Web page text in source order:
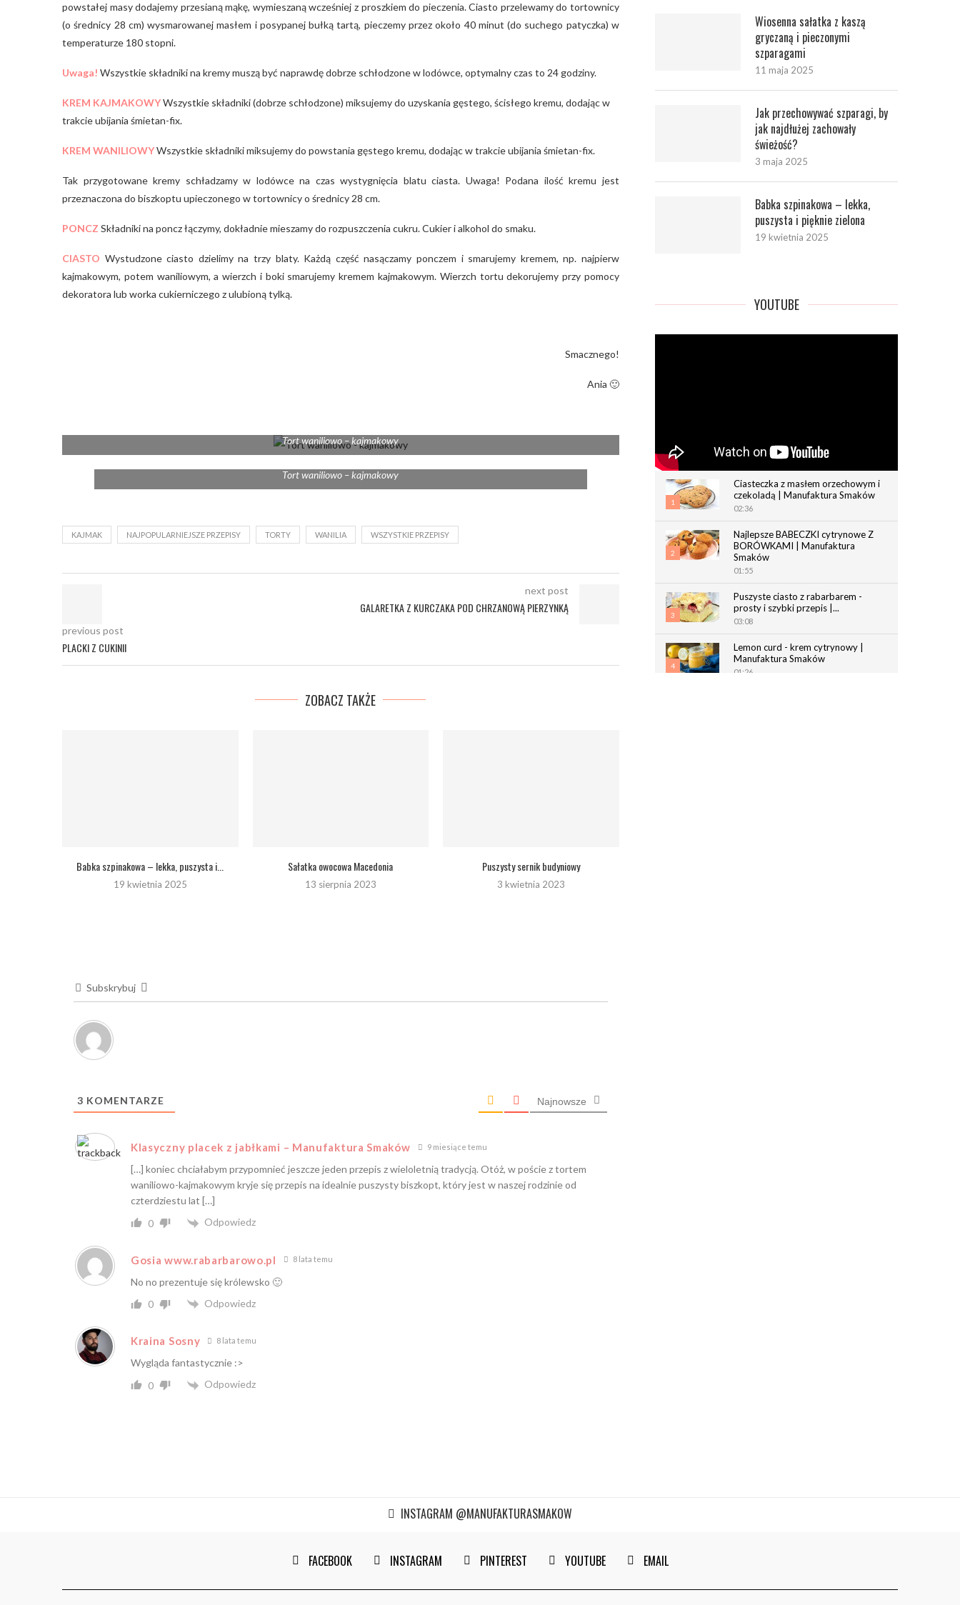
powstałej masy dodajemy przesianą mąkę, wymieszaną wcześniej z proszkiem do pieczenia. Ciasto przelewamy do tortownicy
(o średnicy 28 cm) wysmarowanej masłem i posypanej bułką tartą, pieczemy przez około 40 minut (do suchego patyczka) w
temperaturze 180 stopni.
Uwaga! Wszystkie składniki na kremy muszą być naprawdę dobrze schłodzone w lodówce, optymalny czas to 24 godziny.
KREM KAJMAKOWYWszystkie składniki (dobrze schłodzone) miksujemy do uzyskania gęstego, ścisłego kremu, dodając w
trakcie ubijania śmietan-fix.
KREM WANILIOWYWszystkie składniki miksujemy do powstania gęstego kremu, dodając w trakcie ubijania śmietan-fix.
Tak przygotowane kremy schładzamy w lodówce na czas wystygnięcia blatu ciasta. Uwaga! Podana ilość kremu jest
przeznaczona do biszkoptu upieczonego w tortownicy o średnicy 28 cm.
PONCZ Składniki na poncz łączymy, dokładnie mieszamy do rozpuszczenia cukru. Cukier i alkohol do smaku.
CIASTO Wystudzone ciasto dzielimy na trzy blaty. Każdą część nasączamy ponczem i smarujemy kremem, np. najpierw
kajmakowym, potem waniliowym, a wierzch i boki smarujemy kremem kajmakowym. Wierzch tortu dekorujemy przy pomocy
dekoratora lub worka cukierniczego z ulubioną tylką.
Smacznego!
Ania 🙂
Tort waniliowo – kajmakowy
Tort waniliowo – kajmakowy
KAJMAK NAJPOPULARNIEJSZE PRZEPISY TORTY WANILIA WSZYSTKIE PRZEPISY
previous post
PLACKI Z CUKINII
next post
GALARETKA Z KURCZAKA POD CHRZANOWĄ PIERZYNKĄ
ZOBACZ TAKŻE
Babka szpinakowa – lekka, puszysta i...
19 kwietnia 2025
Sałatka owocowa Macedonia
13 sierpnia 2023
Puszysty sernik budyniowy
3 kwietnia 2023
Subskrybuj
3 KOMENTARZE Najnowsze
Klasyczny placek z jabłkami – Manufaktura Smaków 9 miesiące temu
[…] koniec chciałabym przypomnieć jeszcze jeden przepis z wieloletnią tradycją. Otóż, w poście z tortem
waniliowo-kajmakowym kryje się przepis na idealnie puszysty biszkopt, który jest w naszej rodzinie od
czterdziestu lat […]
0
Odpowiedz
Gosia www.rabarbarowo.pl 8 lata temu
No no prezentuje się królewsko 🙂
0
Odpowiedz
Kraina Sosny 8 lata temu
Wygląda fantastycznie :>
0
Odpowiedz
Wiosenna sałatka z kaszą
gryczaną i pieczonymi
szparagami
11 maja 2025
Jak przechowywać szparagi, by
jak najdłużej zachowały
świeżość?
3 maja 2025
Babka szpinakowa – lekka,
puszysta i pięknie zielona
19 kwietnia 2025
YOUTUBE
1
Ciasteczka z masłem orzechowym i
czekoladą | Manufaktura Smaków
02:36
2
Najlepsze BABECZKI cytrynowe Z
BORÓWKAMI | Manufaktura
Smaków
01:55
3
Puszyste ciasto z rabarbarem -
prosty i szybki przepis |...
03:08
4
Lemon curd - krem cytrynowy |
Manufaktura Smaków
01:26
INSTAGRAM @MANUFAKTURASMAKOW
FACEBOOK INSTAGRAM PINTEREST YOUTUBE EMAIL